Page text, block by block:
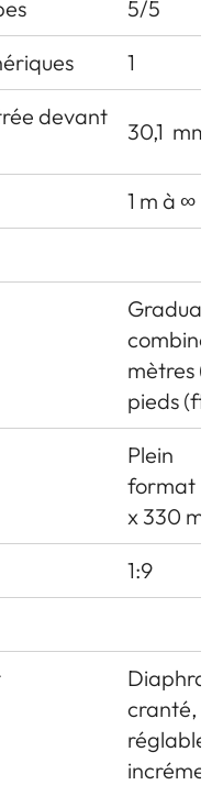
5/5
1
devant
30,1 mm
1 m à ∞
combinée
mètres
pieds (ft)
Plein
format :
x 330 mm
1:9
cranté,
réglable